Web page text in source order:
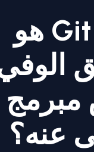
ليه الـ Git هو
عنه؟